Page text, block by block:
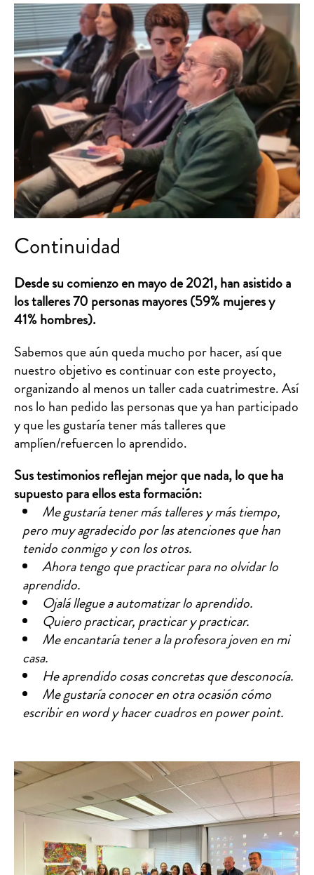
Continuidad
Desde su comienzo en mayo de 2021, han asistido a
los talleres 70 personas mayores (59% mujeres y
41% hombres).
Sabemos que aún queda mucho por hacer, así que
nuestro objetivo es continuar con este proyecto,
organizando al menos un taller cada cuatrimestre. Así
nos lo han pedido las personas que ya han participado
y que les gustaría tener más talleres que
amplíen/refuercen lo aprendido.
Sus testimonios reflejan mejor que nada, lo que ha
supuesto para ellos esta formación:
Me gustaría tener más talleres y más tiempo,
pero muy agradecido por las atenciones que han
tenido conmigo y con los otros.
Ahora tengo que practicar para no olvidar lo
aprendido.
Ojalá llegue a automatizar lo aprendido.
Quiero practicar, practicar y practicar.
Me encantaría tener a la profesora joven en mi
casa.
He aprendido cosas concretas que desconocía.
Me gustaría conocer en otra ocasión cómo
escribir en word y hacer cuadros en power point.